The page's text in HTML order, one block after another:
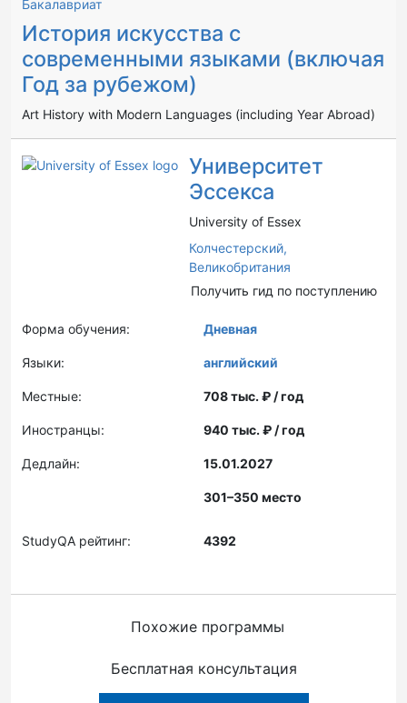
Бакалавриат
История искусства с
современными языками (включая
Год за рубежом)
Art History with Modern Languages (including Year Abroad)
Университет
Эссекса
University of Essex
Колчестерский,
Великобритания
Получить гид по поступлению
Форма обучения: Дневная
Языки: английский
Местные: 708 тыс. ₽ / год
Иностранцы: 940 тыс. ₽ / год
Дедлайн: 15.01.2027
301–350 место
StudyQA рейтинг: 4392
Похожие программы
Бесплатная консультация